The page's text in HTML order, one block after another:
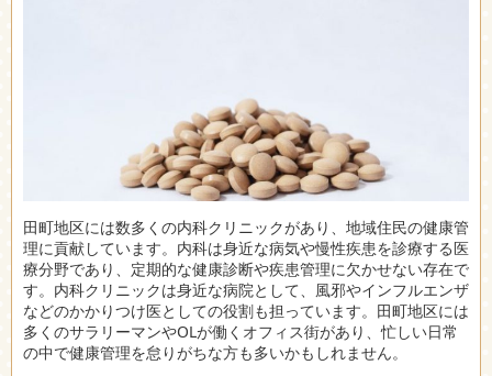
田町地区には数多くの内科クリニックがあり、地域住民の健康管
理に貢献しています。 内科は身近な病気や慢性疾患を診療する医
療分野であり、定期的な健康診断や疾患管理に欠かせない存在で
す。内科クリニックは身近な病院として、風邪やインフルエンザ
などのかかりつけ医としての役割も担っています。田町地区には
多くのサラリーマンやOLが働くオフィス街があり、忙しい日常
の中で健康管理を怠りがちな方も多いかもしれません。